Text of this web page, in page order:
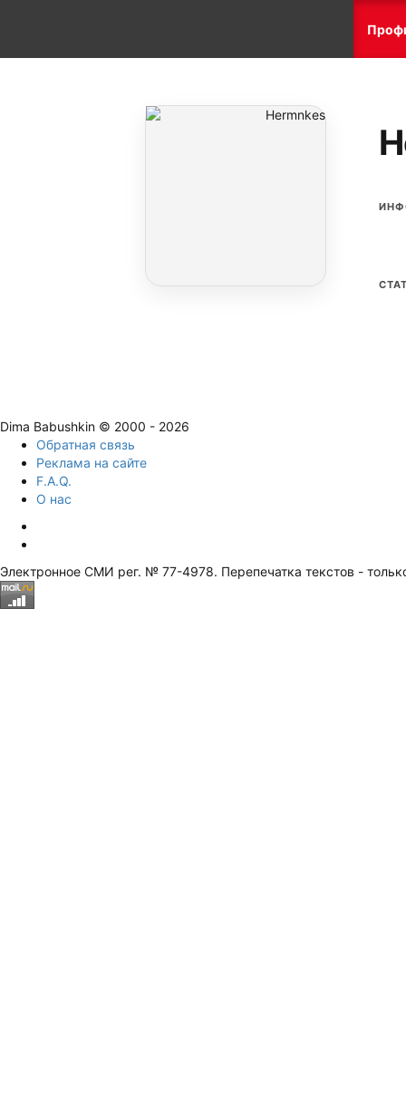
Dima Babushkin © 2000 - 2026
Обратная связь
Реклама на сайте
F.A.Q.
О нас
Электронное СМИ рег. № 77-4978. Перепечатка текстов -